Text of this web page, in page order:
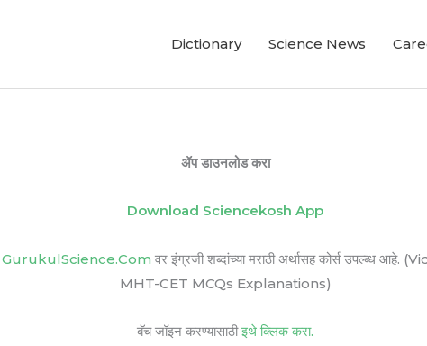
Dictionary Science News
ॲप डाउनलोड करा
Download Sciencekosh App
GurukulScience.Com वर इंग्रजी शब्दांच्या मराठी अर्थासह कोर्स
MHT-CET MCQs Explanations)
बॅच जॉइन करण्यासाठीइथे क्लिक करा.